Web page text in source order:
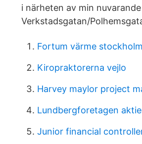
i närheten av min
Verkstadsgatan/
Fortum värme
Kiropraktorerna vejlo
Harvey maylor project
Lundbergforetagen
Junior financial